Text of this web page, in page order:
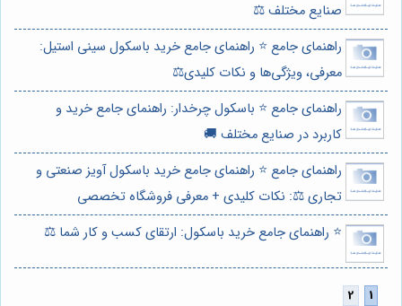
صنایع مختلف ⚖️
راهنمای جامع ⭐️ راهنمای جامع خرید باسکول سینی استیل:
معرفی، ویژگی‌ها و نکات کلیدی⚖️
راهنمای جامع ⭐️ باسکول چرخدار: راهنمای جامع خرید و
کاربرد در صنایع مختلف 🚚
راهنمای جامع ⭐️ راهنمای جامع خرید باسکول آویز صنعتی و
تجاری ⚖️: نکات کلیدی + معرفی فروشگاه تخصصی
⭐️ راهنمای جامع خرید باسکول: ارتقای کسب و کار شما ⚖️